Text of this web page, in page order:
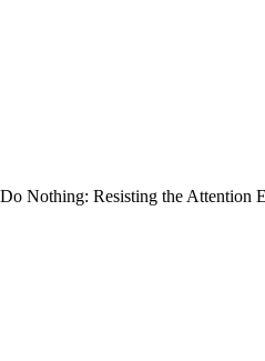
Nothing: Resisting the Attention